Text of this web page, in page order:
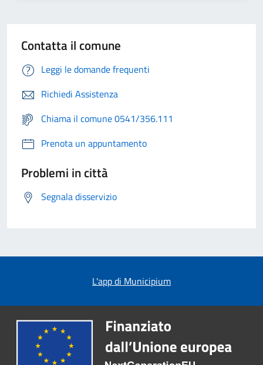
Contatta il comune
Leggi le domande frequenti
Richiedi Assistenza
Chiama il comune 0541/356.111
Prenota un appuntamento
Problemi in città
Segnala disservizio
L'app di Municipium